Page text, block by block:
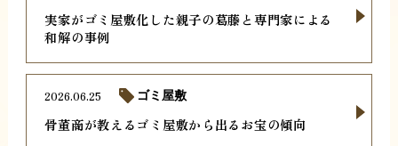
実家がゴミ屋敷化した親子の葛藤と専門家による
和解の事例
骨董商が教えるゴミ屋敷から出るお宝の傾向
2026.06.25 ゴミ屋敷